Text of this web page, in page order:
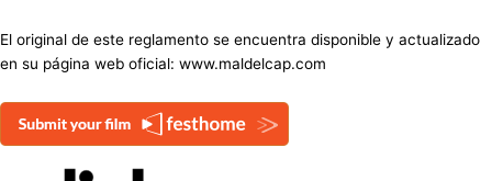
El original de este reglamento se encuentra disponible y actualizado
en su página web oficial: www.maldelcap.com